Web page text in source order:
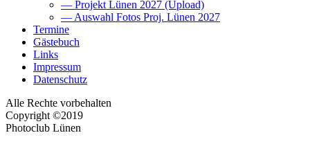
— Projekt Lünen 2027 (Upload)
— Auswahl Fotos Proj. Lünen 2027
Termine
Gästebuch
Links
Impressum
Datenschutz
Alle Rechte vorbehalten
Copyright ©2019
Photoclub Lünen